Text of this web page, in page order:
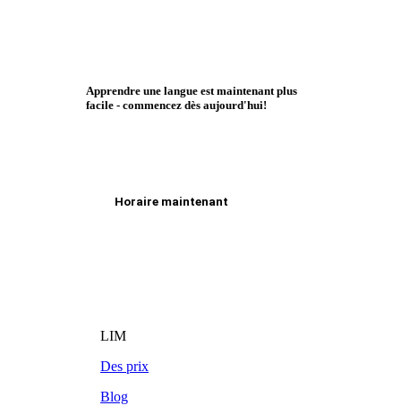
Apprendre une langue est maintenant plus
facile - commencez dès aujourd'hui!
Horaire maintenant
LIM
Des prix
Blog